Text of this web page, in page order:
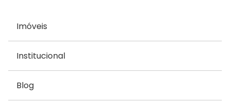
Imóveis
Institucional
Blog